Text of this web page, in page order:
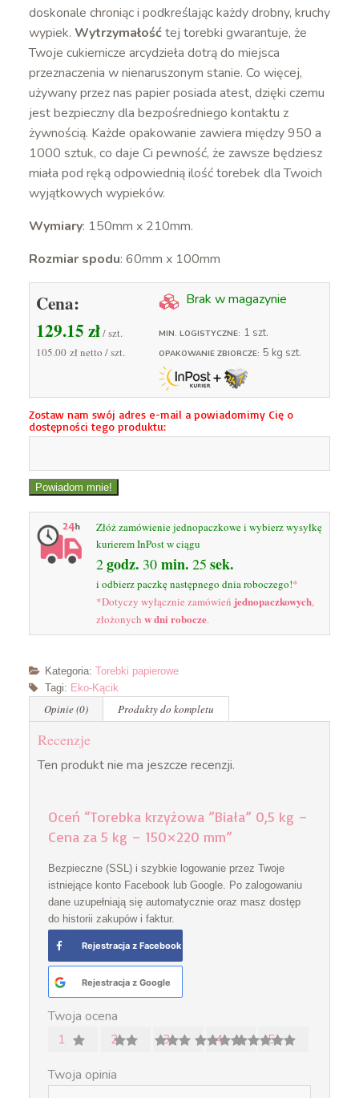
doskonale chroniąc i podkreślając każdy drobny, kruchy
wypiek. Wytrzymałośćtej torebki gwarantuje, że
Twoje cukiernicze arcydzieła dotrą do miejsca
przeznaczenia w nienaruszonym stanie. Co więcej,
używany przez nas papier posiada atest, dzięki czemu
jest bezpieczny dla bezpośredniego kontaktu z
żywnością. Każde opakowanie zawiera między 950 a
1000 sztuk, co daje Ci pewność, że zawsze będziesz
miała pod ręką odpowiednią ilość torebek dla Twoich
wyjątkowych wypieków.
Wymiary: 150mm x 210mm.
Rozmiar spodu: 60mm x 100mm
Cena:
129.15zł/ szt.
105.00 złnetto / szt.
Brak w magazynie
MIN. LOGISTYCZNE: 1 szt.
OPAKOWANIE ZBIORCZE: 5 kg szt.
Zostaw nam swój adres e-mail a powiadomimy Cię o
dostępności tego produktu:
Złóż zamówienie jednopaczkowe i wybierz wysyłkę
kurierem InPost w ciągu
2godz. 30 min. 24 sek.
i odbierz paczkę następnego dnia roboczego!*
*Dotyczy wyłącznie zamówień jednopaczkowych,
złożonych w dni robocze.
Kategoria: Torebki papierowe
Tagi: Eko-Kącik
Opinie (0) Produkty do kompletu
Recenzje
Ten produkt nie ma jeszcze recenzji.
Oceń “Torebka krzyżowa ”Biała” 0,5 kg –
Cena za 5 kg – 150×220 mm”
Bezpieczne (SSL) i szybkie logowanie przez Twoje
istniejące konto Facebook lub Google. Po zalogowaniu
dane uzupełniają się automatycznie oraz masz dostęp
do historii zakupów i faktur.
Rejestracja z Facebook
Rejestracja z Google
Twoja ocena
1
2 3 4
5
Twoja opinia